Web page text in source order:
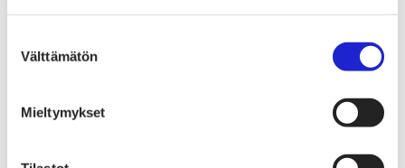
valinta
Välttämätön
Mieltymykset
Tekstiili- ja muotiala tarvitsee monipuolista
Luodaan kannusteet kuluttajan vihreään